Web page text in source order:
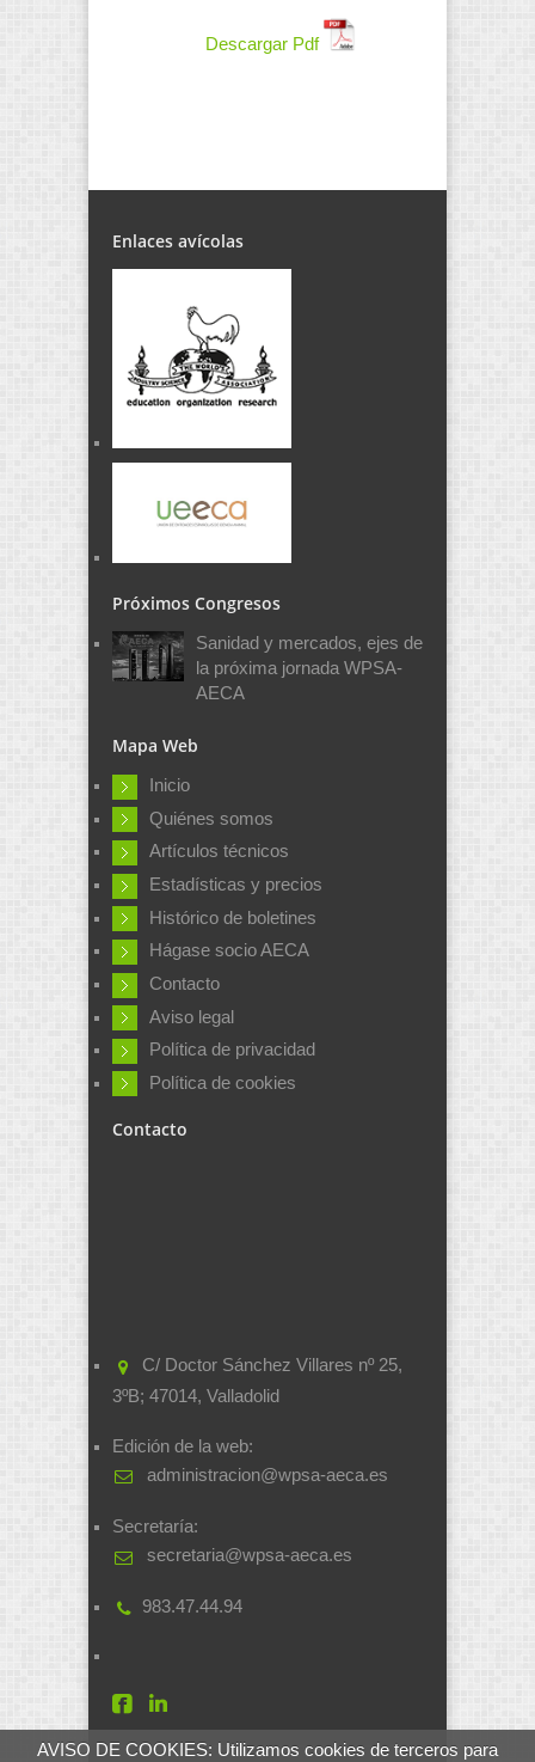
AVISO DE COOKIES: Utilizamos cookies de terceros para
Descargar Pdf
Enlaces avícolas
Próximos Congresos
Sanidad y mercados, ejes de
la próxima jornada WPSA-
AECA
Mapa Web
Inicio
Quiénes somos
Artículos técnicos
Estadísticas y precios
Histórico de boletines
Hágase socio AECA
Contacto
Aviso legal
Política de privacidad
Política de cookies
Contacto
C/ Doctor Sánchez Villares nº 25,
3ºB; 47014, Valladolid
Edición de la web:
administracion@wpsa-aeca.es
Secretaría:
secretaria@wpsa-aeca.es
983.47.44.94